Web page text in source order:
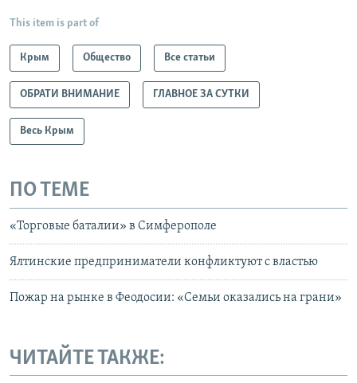
This item is part of
Крым Общество Все статьи
ОБРАТИ ВНИМАНИЕ ГЛАВНОЕ ЗА СУТКИ
Весь Крым
ПО ТЕМЕ
«Торговые баталии» в Симферополе
Ялтинские предприниматели конфликтуют с властью
Пожар на рынке в Феодосии: «Семьи оказались на грани»
ЧИТАЙТЕ ТАКЖЕ: